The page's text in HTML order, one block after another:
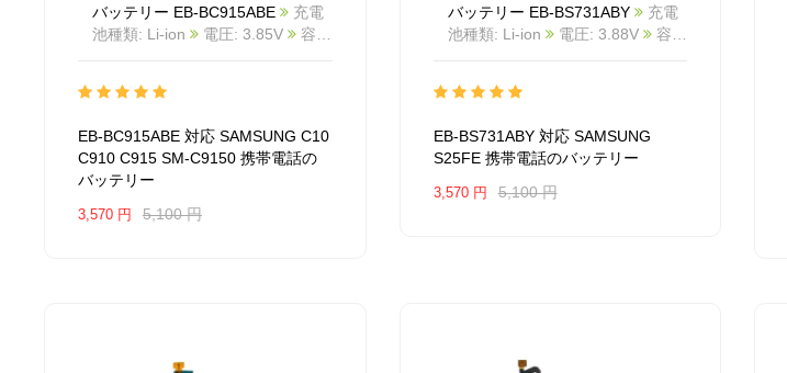
バッテリー EB-BC915ABE
充電
池種類: Li-ion
電圧: 3.85V
2603BA1151M_Te
C9150 互換品番: EB-BC915ABE
対応ラッ モデル: For SAMSUNG
C10 C910 C915 SM-C9150
EB-BC915ABE 対応 SAMSUNG C10
C910 C915 SM-C9150 携帯電話の
バッテリー
3,570 円 5,100 円
バッテリー EB-BS731ABY
充電
池種類: Li-ion
電圧: 3.88V
容
2603BA1136M_Te
EB-BS731ABY 対応ラッ モデル:
For SAMSUNG S25FE
EB-BS731ABY 対応 SAMSUNG
S25FE 携帯電話のバッテリー
3,570 円 5,100 円